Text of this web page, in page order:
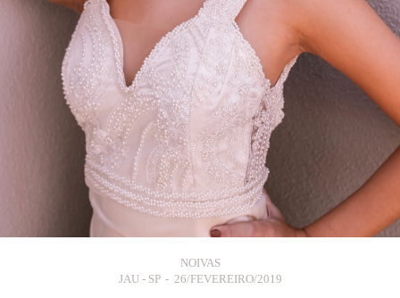
NOIVAS
JAU - SP
26/FEVEREIRO/2019